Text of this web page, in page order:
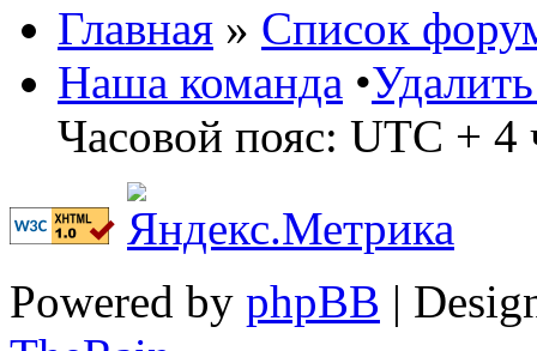
Главная » Список
Наша команда •
Часовой пояс: UTC + 4
Powered by phpBB |